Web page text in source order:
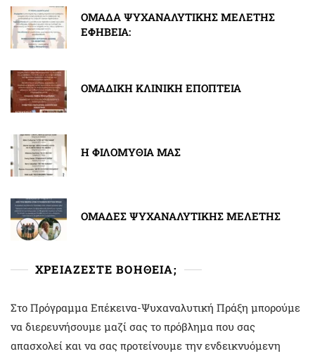
ΟΜΑΔΑ ΨΥΧΑΝΑΛΥΤΙΚΗΣ ΜΕΛΕΤΗΣ
ΕΦΗΒΕΙΑ:
ΟΜΑΔΙΚΗ ΚΛΙΝΙΚΗ ΕΠΟΠΤΕΙΑ
Η ΦΙΛΟΜΥΘΙΑ ΜΑΣ
ΟΜΑΔΕΣ ΨΥΧΑΝΑΛΥΤΙΚΗΣ ΜΕΛΕΤΗΣ
ΧΡΕΙΑΖΕΣΤΕ ΒΟΗΘΕΙΑ;
Στο Πρόγραμμα Επέκεινα-Ψυχαναλυτική Πράξη μπορούμε
να διερευνήσουμε μαζί σας το πρόβλημα που σας
απασχολεί και να σας προτείνουμε την ενδεικνυόμενη